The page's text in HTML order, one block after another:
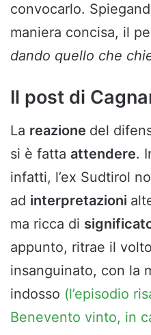
convocarlo.
maniera concisa, il
dando quello che
Il post di
La reazione del
si è fatta attendere.
infatti, l’ex Sudtirol
ad interpretazioni
ma ricca di
appunto, ritrae il
insanguinato, con la
indosso (l’episodio
Benevento vinto, in